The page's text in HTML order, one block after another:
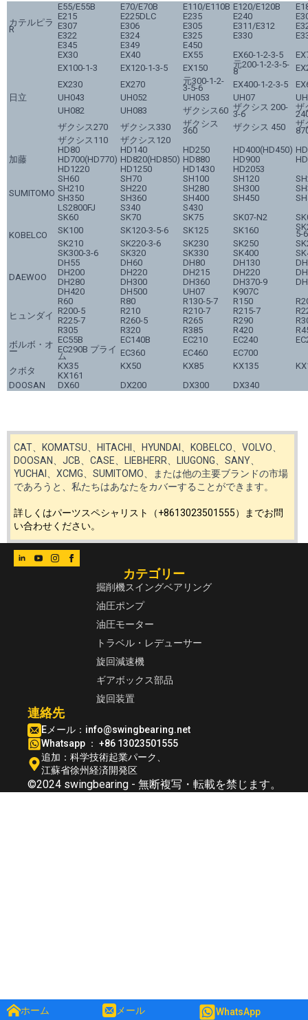
カテルピラ
R
E55/E55B E70/E70B E110/E110B E120/E120B
E215
E225DLC E235 E240
E307
E306 E305 E311/E312
E322
E324 E325 E330
E345
E349 E450
日立
EX30 EX40 EX55 EX60-1-2-3-5
EX100-1-3
EX120-1-3-5 EX150 元200-1-2-3-5-
8
EX230
EX270 元300-1-2-
3-5-6 EX400-1-2-3-5
UH043
UH052 UH053 UH07
UH082
UH083 ザクシス60 ザクシス 200-
3-6
ザ
ザクシス270
ザクシス330 ザクシス
360 ザクシス 450 ザ
ザクシス110
ザクシス120
加藤
HD80 HD140 HD250 HD400(HD450)
HD700(HD770) HD820(HD850) HD880 HD900
HD1220
HD1250 HD1430 HD2053
SUMITOMO
SH60 SH70 SH100 SH120
SH210
SH220 SH280 SH300
SH350
SH360 SH400 SH450
LS2800FJ
S340 S430
KOBELCO
SK60 SK70 SK75 SK07-N2
SK100
SK120-3-5-6 SK125 SK160
5-
SK210
SK220-3-6 SK230 SK250
SK300-3-6
SK320 SK330 SK400
DAEWOO
DH55 DH60 DH80 DH130
DH200
DH220 DH215 DH220
DH280
DH300 DH360 DH370-9
DH420
DH500 UH07 K907C
ヒュンダイ
R60 R80 R130-5-7 R150
R200-5
R210 R210-7 R215-7
R225-7
R260-5 R265 R290
R305
R320 R385 R420
ボルボ・オ
ー
EC55B EC140B EC210 EC240
EC290B プライ
ム EC360 EC460
EC700
クボタ
KX35 KX50 KX85 KX135
KX161
DOOSAN
DX60 DX200 DX300 DX340
CAT、KOMATSU、HITACHI、HYUNDAI、KOBELCO、VOLVO、
DOOSAN、JCB、CASE、LIEBHERR、LIUGONG、SANY、
YUCHAI、XCMG、SUMITOMO、または他の主要ブランドの市場
であろうと、私たちはあなたをカバーすることができます。
詳しくはパーツスペシャリスト（+8613023501555）までお問
い合わせください。
カテゴリー
掘削機スイングベアリング
油圧ポンプ
油圧モーター
トラベル・レデューサー
旋回減速機
ギアボックス部品
旋回装置
連絡先
Eメール： info@swingbearing.net
Whatsapp ： +86 13023501555
追加：科学技術起業パーク、
江蘇省徐州経済開発区
©2024 swingbearing - 無断複写・転載を禁じます。
ホーム メール WhatsApp